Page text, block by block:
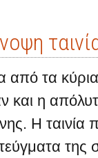
από τα κύρια
και η
Η ταινία
της